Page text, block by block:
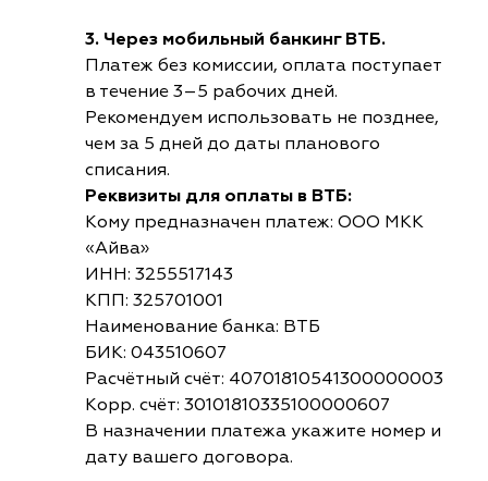
3. Через мобильный банкинг ВТБ.
Платеж без комиссии, оплата поступает
в течение 3–5 рабочих дней.
Рекомендуем использовать не позднее,
чем за 5 дней до даты планового
списания.
Реквизиты для оплаты в ВТБ:
Кому предназначен платеж: ООО МКК
«Айва»
ИНН: 3255517143
КПП: 325701001
Наименование банка: ВТБ
БИК: 043510607
Расчётный счёт: 40701810541300000003
Корр. счёт: 30101810335100000607
В назначении платежа укажите номер и
дату вашего договора.